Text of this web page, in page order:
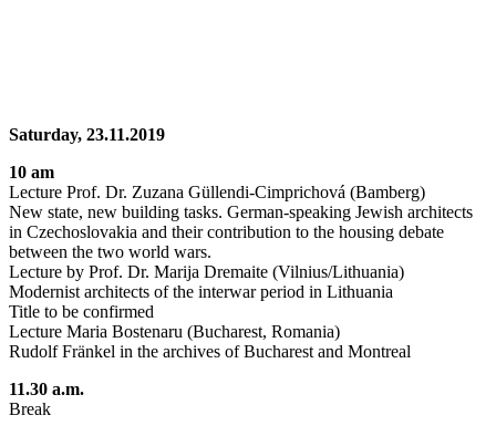
Saturday, 23.11.2019
10 am
Lecture Prof. Dr. Zuzana Güllendi-Cimprichová (Bamberg)
New state, new building tasks. German-speaking Jewish architects
in Czechoslovakia and their contribution to the housing debate
between the two world wars.
Lecture by Prof. Dr. Marija Dremaite (Vilnius/Lithuania)
Modernist architects of the interwar period in Lithuania
Title to be confirmed
Lecture Maria Bostenaru (Bucharest, Romania)
Rudolf Fränkel in the archives of Bucharest and Montreal
11.30 a.m.
Break